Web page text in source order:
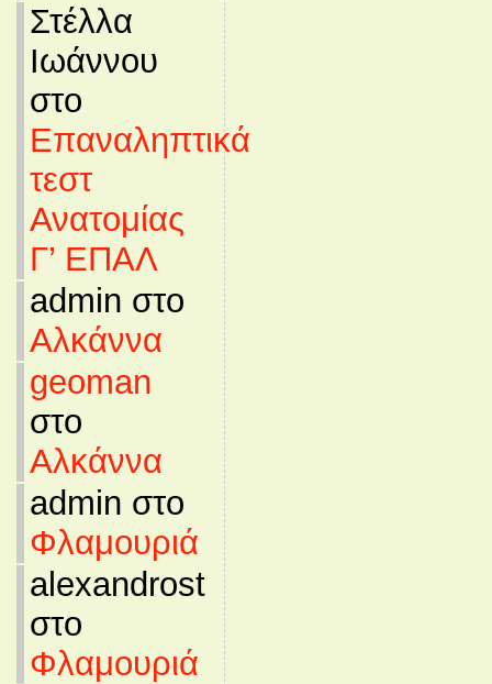
Στέλλα
Ιωάννου
στο
Επαναληπτικά
τεστ
Ανατομίας
Γ’ ΕΠΑΛ
admin στο
Αλκάννα
geoman
στο
Αλκάννα
admin στο
Φλαμουριά
alexandrost
στο
Φλαμουριά